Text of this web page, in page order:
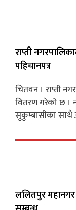
राप्ती
पहिचानपत्र
चितवन । राप्ती
वितरण गरेको छ ।
सुकुम्बासीका साथै
ललितपुर